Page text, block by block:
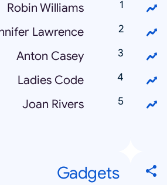
Robin Williams
Lawrence
Anton Casey
Ladies Code
Joan Rivers
Gadgets